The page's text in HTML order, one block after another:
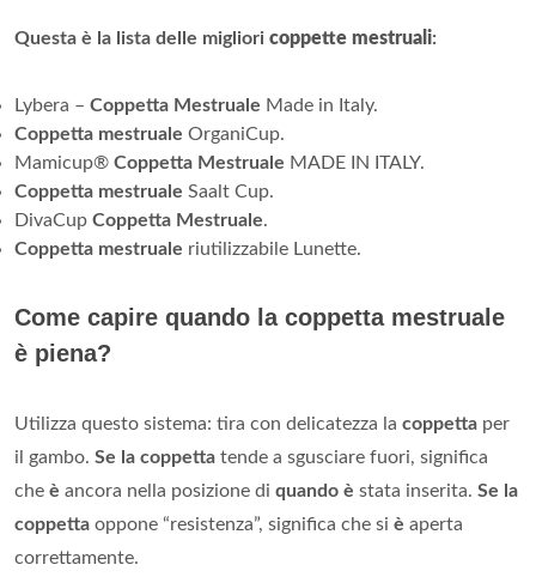
Questa è la lista delle migliori coppette mestruali:
Lybera – Coppetta Mestruale Made in Italy.
Coppetta mestruale OrganiCup.
Mamicup® Coppetta Mestruale MADE IN ITALY.
Coppetta mestruale Saalt Cup.
DivaCup Coppetta Mestruale.
Coppetta mestruale riutilizzabile Lunette.
Come capire quando la coppetta mestruale
è piena?
Utilizza questo sistema: tira con delicatezza la coppetta per
il gambo. Se la coppetta tende a sgusciare fuori, significa
che è ancora nella posizione di quando è stata inserita. Se la
coppetta oppone “resistenza”, significa che si è aperta
correttamente.